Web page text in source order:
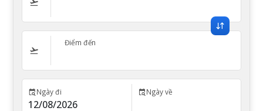
Điểm đến
Ngày đi Ngày về